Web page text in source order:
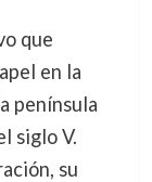
que
en la
península
siglo V.
su